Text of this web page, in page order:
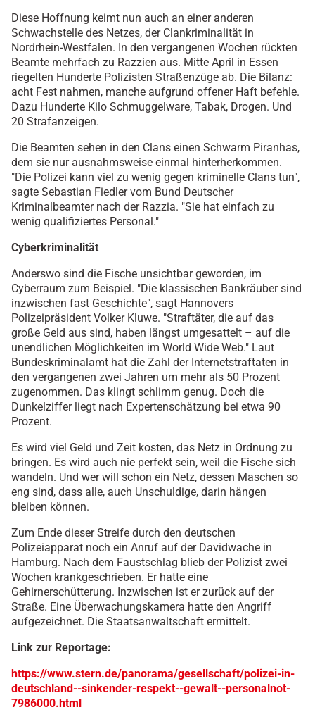
Diese Hoffnung keimt nun auch an einer anderen
Schwachstelle des Netzes, der Clankriminalität in
Nordrhein-Westfalen. In den vergangenen Wochen rückten
Beamte mehrfach zu Razzien aus. Mitte April in Essen
riegelten Hunderte Polizisten Straßenzüge ab. Die Bilanz:
acht Fest nahmen, manche aufgrund offener Haft befehle.
Dazu Hunderte Kilo Schmuggelware, Tabak, Drogen. Und
20 Strafanzeigen.
Die Beamten sehen in den Clans einen Schwarm Piranhas,
dem sie nur ausnahmsweise einmal hinterherkommen.
"Die Polizei kann viel zu wenig gegen kriminelle Clans tun",
sagte Sebastian Fiedler vom Bund Deutscher
Kriminalbeamter nach der Razzia. "Sie hat einfach zu
wenig qualifiziertes Personal."
Cyberkriminalität
Anderswo sind die Fische unsichtbar geworden, im
Cyberraum zum Beispiel. "Die klassischen Bankräuber sind
inzwischen fast Geschichte", sagt Hannovers
Polizeipräsident Volker Kluwe. "Straftäter, die auf das
große Geld aus sind, haben längst umgesattelt – auf die
unendlichen Möglichkeiten im World Wide Web." Laut
Bundeskriminalamt hat die Zahl der Internetstraftaten in
den vergangenen zwei Jahren um mehr als 50 Prozent
zugenommen. Das klingt schlimm genug. Doch die
Dunkelziffer liegt nach Expertenschätzung bei etwa 90
Prozent.
Es wird viel Geld und Zeit kosten, das Netz in Ordnung zu
bringen. Es wird auch nie perfekt sein, weil die Fische sich
wandeln. Und wer will schon ein Netz, dessen Maschen so
eng sind, dass alle, auch Unschuldige, darin hängen
bleiben können.
Zum Ende dieser Streife durch den deutschen
Polizeiapparat noch ein Anruf auf der Davidwache in
Hamburg. Nach dem Faustschlag blieb der Polizist zwei
Wochen krankgeschrieben. Er hatte eine
Gehirnerschütterung. Inzwischen ist er zurück auf der
Straße. Eine Überwachungskamera hatte den Angriff
aufgezeichnet. Die Staatsanwaltschaft ermittelt.
Link zur Reportage:
https://www.stern.de/panorama/gesellschaft/polizei-in-
deutschland--sinkender-respekt--gewalt--personalnot-
7986000.html